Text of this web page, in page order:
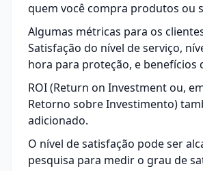
quem você compra produtos ou
Algumas métricas para os
Satisfação do nível de serviço,
hora para proteção, e benefícios
ROI(Return on Investment ou,
Retorno sobre Investimento)
adicionado.
O nível de satisfação pode ser
pesquisa para medir o grau de